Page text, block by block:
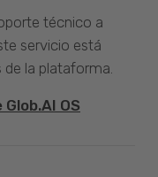
técnico a
servicio está
la plataforma.
OS